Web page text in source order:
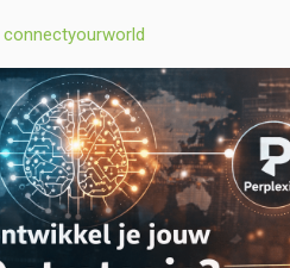
connectyourworld